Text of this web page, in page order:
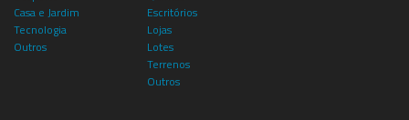
Casa e Jardim
Tecnologia
Outros
Escritórios
Lojas
Lotes
Terrenos
Outros